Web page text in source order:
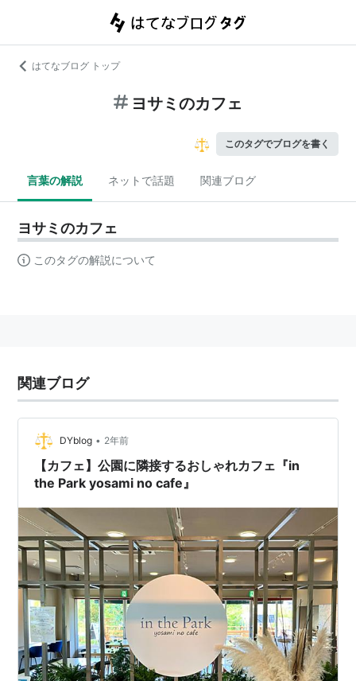
はてなブログ トップ
ヨサミのカフェ
このタグでブログを書く
言葉の解説 ネットで話題 関連ブログ
ヨサミのカフェ
このタグの解説について
関連ブログ
DYblog • 2年前
【カフェ】公園に隣接するおしゃれカフェ『in
the Park yosami no cafe』